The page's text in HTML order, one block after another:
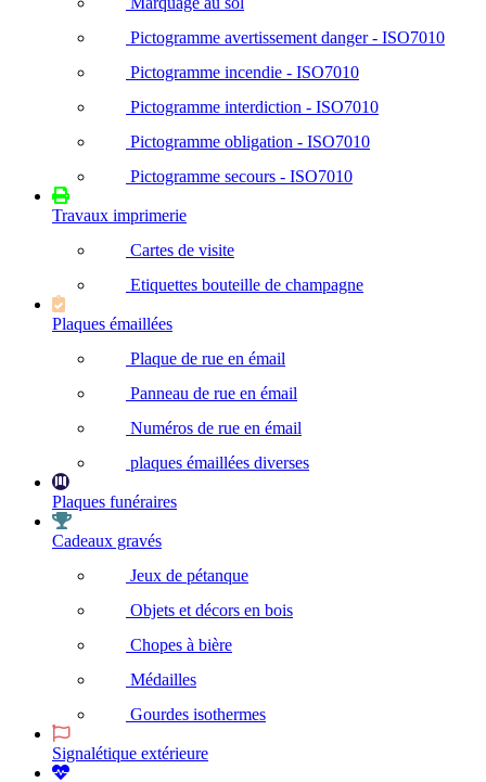
Pictogramme avertissement danger - ISO7010
Pictogramme incendie - ISO7010
Pictogramme interdiction - ISO7010
Pictogramme obligation - ISO7010
Pictogramme secours - ISO7010
Travaux imprimerie
Cartes de visite
Etiquettes bouteille de champagne
Plaques émaillées
Plaque de rue en émail
Panneau de rue en émail
Numéros de rue en émail
plaques émaillées diverses
Plaques funéraires
Cadeaux gravés
Jeux de pétanque
Objets et décors en bois
Chopes à bière
Médailles
Gourdes isothermes
Signalétique extérieure